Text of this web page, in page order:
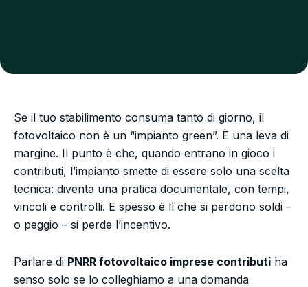
Se il tuo stabilimento consuma tanto di giorno, il
fotovoltaico non è un “impianto green”. È una leva di
margine. Il punto è che, quando entrano in gioco i
contributi, l’impianto smette di essere solo una scelta
tecnica: diventa una pratica documentale, con tempi,
vincoli e controlli. E spesso è lì che si perdono soldi –
o peggio – si perde l’incentivo.
Parlare di PNRR fotovoltaico imprese contributi ha
senso solo se lo colleghiamo a una domanda